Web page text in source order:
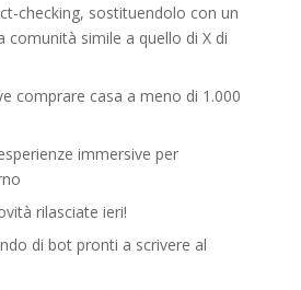
checking, sostituendolo con un
comunità simile a quello di X di
comprare casa a meno di 1.000
immersive per
rilasciate ieri!
di bot pronti a scrivere al